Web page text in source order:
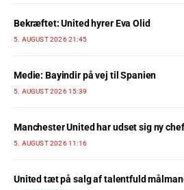
Bekræftet: United hyrer Eva Olid
5. AUGUST 2026 21:45
Medie: Bayindir på vej til Spanien
5. AUGUST 2026 15:39
Manchester United har udset sig ny
5. AUGUST 2026 11:16
United tæt på salg af talentfuld